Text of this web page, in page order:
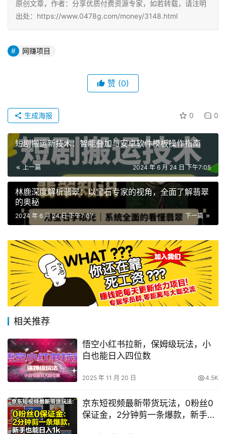
原创文章，作者：分享优质付费资源专家，如若转载，请注明
出处：https://www.0478g.com/money/3148.html
网赚项目
赞 (0)
0 0
生成海报
短剧搬运新技术：智能叠加与安卓软件模板操作指南
上一篇 2024 年 6 月 24 日 下午7:05
林鹿深度解析翡翠：以宝石专家的视角，全面了解翡翠
的奥秘
下一篇
2024 年 6 月 24 日 下午7:07
相关推荐
悟空小红书拉新，保姆级玩法，小
白也能日入四位数
2025 年 11 月 20 日 4.5K
京东短视频最新带货玩法，0粉丝0
保证金，2分钟剪一条爆款，新手也